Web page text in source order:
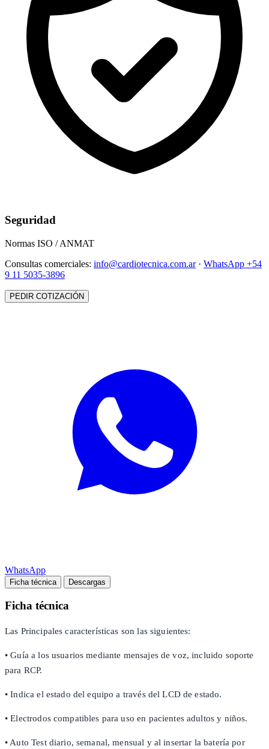
Seguridad
Normas ISO / ANMAT
Consultas comerciales: info@cardiotecnica.com.ar· WhatsApp +54
9 11 5035-3896
PEDIR COTIZACIÓN
WhatsApp
Ficha técnica Descargas
Ficha técnica
Las Principales características son las siguientes:
• Guía a los usuarios mediante mensajes de voz, incluido soporte
para RCP.
• Indica el estado del equipo a través del LCD de estado.
• Electrodos compatibles para uso en pacientes adultos y niños.
• Auto Test diario, semanal, mensual y al insertar la batería por